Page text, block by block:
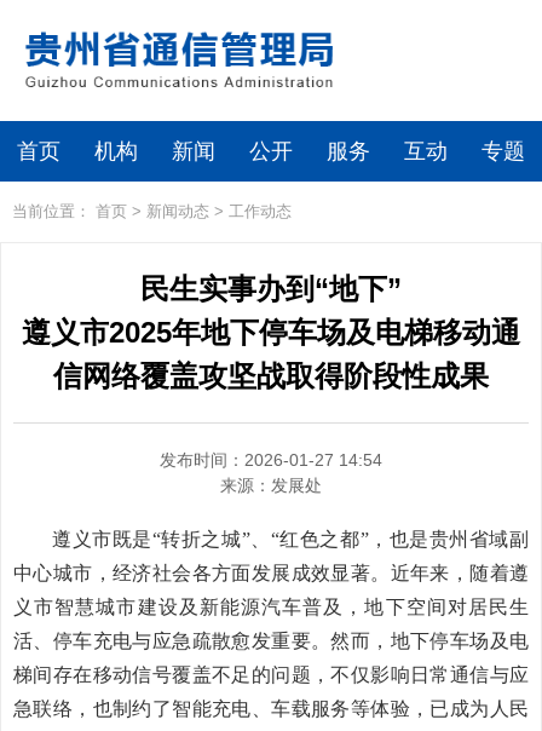
首页 机构 新闻 公开 服务 互动 专题
当前位置： 首页 > 新闻动态 > 工作动态
民生实事办到“地下”
遵义市2025年地下停车场及电梯移动通
信网络覆盖攻坚战取得阶段性成果
发布时间：2026-01-27 14:54
来源： 发展处
遵义市既是“转折之城”、“红色之都”，也是贵州省域副
中心城市，经济社会各方面发展成效显著。近年来，随着遵
义市智慧城市建设及新能源汽车普及，地下空间对居民生
活、停车充电与应急疏散愈发重要。然而，地下停车场及电
梯间存在移动信号覆盖不足的问题，不仅影响日常通信与应
急联络，也制约了智能充电、车载服务等体验，已成为人民